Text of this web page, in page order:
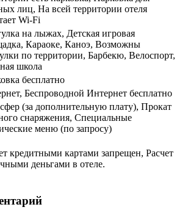
лиц, На всей территории отеля
Wi-Fi
на лыжах, Детская игровая
Караоке, Каноэ, Возможны
по территории, Барбекю, Велоспорт,
школа
бесплатно
Беспроводной Интернет бесплатно
(за дополнительную плату), Прокат
снаряжения, Специальные
меню (по запросу)
кредитными картами запрещен, Расчет
деньгами в отеле.